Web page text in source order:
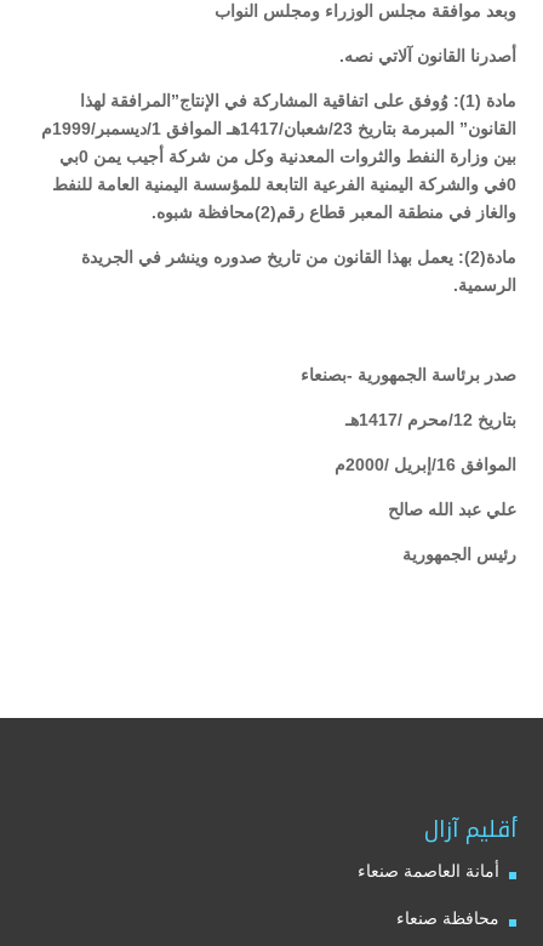
وبعد موافقة مجلس الوزراء ومجلس النواب
أصدرنا القانون آلاتي نصه.
مادة (1): وُوفق على اتفاقية المشاركة في الإنتاج”المرافقة لهذا
القانون” المبرمة بتاريخ 23/شعبان/1417هـ الموافق 1/ديسمبر/1999م
بين وزارة النفط والثروات المعدنية وكل من شركة أجيب يمن 0بي
0في والشركة اليمنية الفرعية التابعة للمؤسسة اليمنية العامة للنفط
والغاز في منطقة المعبر قطاع رقم(2)محافظة شبوه.
مادة(2): يعمل بهذا القانون من تاريخ صدوره وينشر في الجريدة
الرسمية.
صدر برئاسة الجمهورية -بصنعاء
بتاريخ 12/محرم /1417هـ
الموافق 16/إبريل /2000م
علي عبد الله صالح
رئيس الجمهورية
أقليم آزال
أمانة العاصمة صنعاء
محافظة صنعاء